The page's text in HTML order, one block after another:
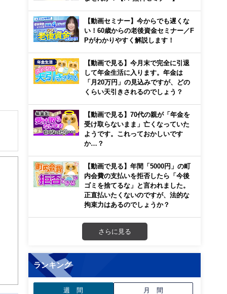
き
【動画セミナー】今からでも遅くな
い！60歳からの老後資金セミナー／F
Pがわかりやすく解説します！
【動画で見る】今月末で完全に引退
して年金生活に入ります。年金は
「月20万円」の見込みですが、どの
くらい天引きされるのでしょう？
【動画で見る】70代の親が「年金を
受け取らないまま」亡くなっていた
ようです。これっておかしいです
か…？
【動画で見る】年間「5000円」の町
内会費の支払いを拒否したら「今後
ゴミを捨てるな」と言われました。
正直払いたくないのですが、法的な
拘束力はあるのでしょうか？
さらに見る
ランキング
週 間 月 間